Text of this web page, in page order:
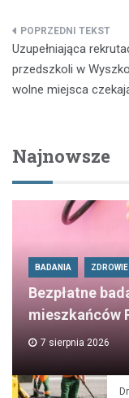
Nawigacja
wpisu
Uzupełniająca
przedszkoli w
wolne miejsca
Najnowsze
BADANIA ZDROWIE
Bezpłatne
mieszkańców
7 sierpnia 2026